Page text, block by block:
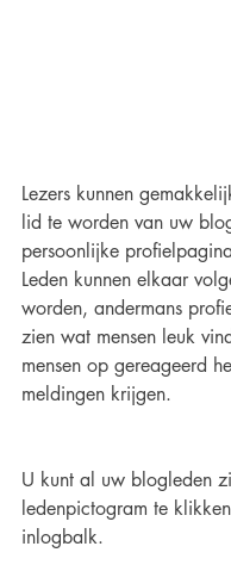
Lezers kunnen
lid te worden van uw
persoonlijke
Leden kunnen elkaar
worden, andermans
zien wat mensen leuk
mensen op gereageerd
meldingen krijgen.
U kunt al uw blogleden
ledenpictogram te
inlogbalk.